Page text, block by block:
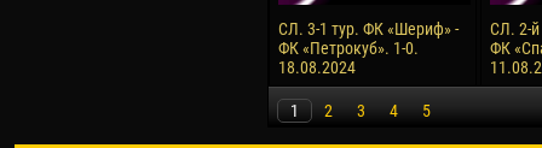
СЛ. 3-1 тур. ФК «Шериф» -
ФК «Петрокуб». 1-0.
18.08.2024
СЛ. 2-
ФК
1 2 3 4 5